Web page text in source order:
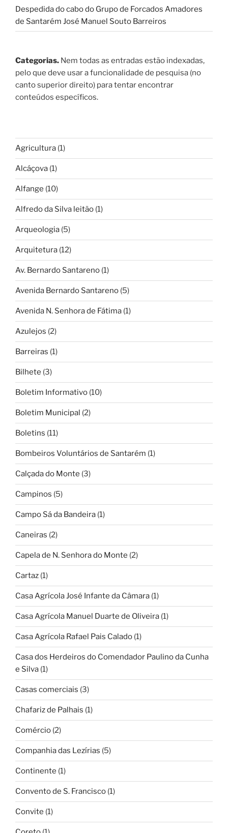
Despedida do cabo do Grupo de Forcados Amadores
de Santarém José Manuel Souto Barreiros
Categorias. Nem todas as entradas estão indexadas,
pelo que deve usar a funcionalidade de pesquisa (no
canto superior direito) para tentar encontrar
conteúdos específicos.
Agricultura (1)
Alcáçova (1)
Alfange (10)
Alfredo da Silva leitão (1)
Arqueologia (5)
Arquitetura (12)
Av. Bernardo Santareno (1)
Avenida Bernardo Santareno (5)
Avenida N. Senhora de Fátima (1)
Azulejos (2)
Barreiras (1)
Bilhete (3)
Boletim Informativo (10)
Boletim Municipal (2)
Boletins (11)
Bombeiros Voluntários de Santarém (1)
Calçada do Monte (3)
Campinos (5)
Campo Sá da Bandeira (1)
Caneiras (2)
Capela de N. Senhora do Monte (2)
Cartaz (1)
Casa Agrícola José Infante da Câmara (1)
Casa Agrícola Manuel Duarte de Oliveira (1)
Casa Agrícola Rafael Pais Calado (1)
Casa dos Herdeiros do Comendador Paulino da Cunha
e Silva (1)
Casas comerciais (3)
Chafariz de Palhais (1)
Comércio (2)
Companhia das Lezírias (5)
Continente (1)
Convento de S. Francisco (1)
Convite (1)